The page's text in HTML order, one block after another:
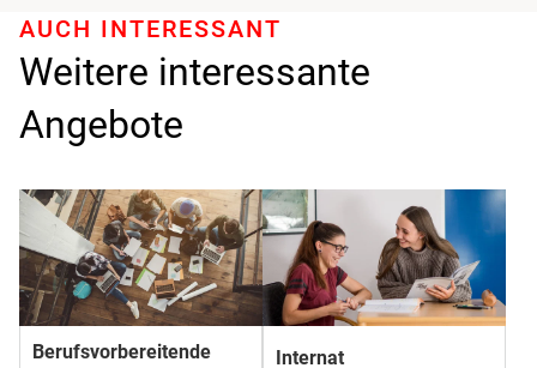
Weitere interessante
Angebote
AUCH INTERESSANT
Berufs­­vorbereitende
Internat